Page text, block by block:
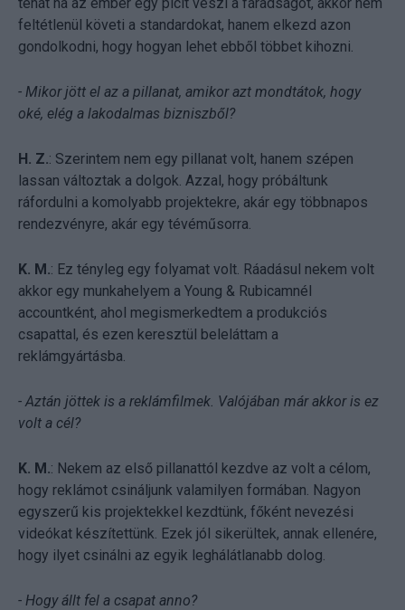
feltétlenül követi a standardokat, hanem elkezd azon
gondolkodni, hogy hogyan lehet ebből többet kihozni.
- Mikor jött el az a pillanat, amikor azt mondtátok, hogy
oké, elég a lakodalmas bizniszből?
H. Z.: Szerintem nem egy pillanat volt, hanem szépen
lassan változtak a dolgok. Azzal, hogy próbáltunk
ráfordulni a komolyabb projektekre, akár egy többnapos
rendezvényre, akár egy tévéműsorra.
K. M.: Ez tényleg egy folyamat volt. Ráadásul nekem volt
akkor egy munkahelyem a Young & Rubicamnél
accountként, ahol megismerkedtem a produkciós
csapattal, és ezen keresztül beleláttam a
reklámgyártásba.
- Aztán jöttek is a reklámfilmek. Valójában már akkor is ez
volt a cél?
K. M.: Nekem az első pillanattól kezdve az volt a célom,
hogy reklámot csináljunk valamilyen formában. Nagyon
egyszerű kis projektekkel kezdtünk, főként nevezési
videókat készítettünk. Ezek jól sikerültek, annak ellenére,
hogy ilyet csinálni az egyik leghálátlanabb dolog.
- Hogy állt fel a csapat anno?